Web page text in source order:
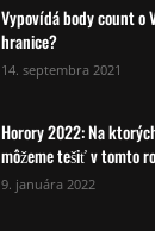
Vypovídá body count o
hranice?
14. septembra 2021
Horory 2022: Na
môžeme tešiť v tomto
9. januára 2022